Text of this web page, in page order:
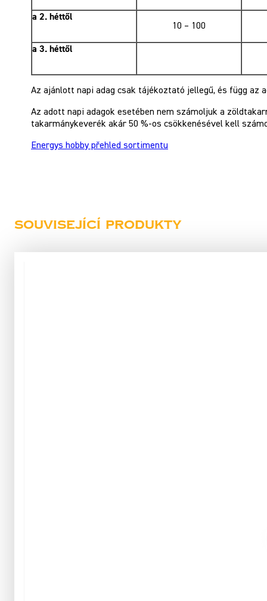
a 2. héttől
10 – 100
a 3. héttől
Az ajánlott napi adag csak tájékoztató jellegű, és függ
Az adott napi adagok esetében nem számoljuk a
takarmánykeverék akár 50 %-os csökkenésével kell
Energys hobby přehled sortimentu
Související produkty